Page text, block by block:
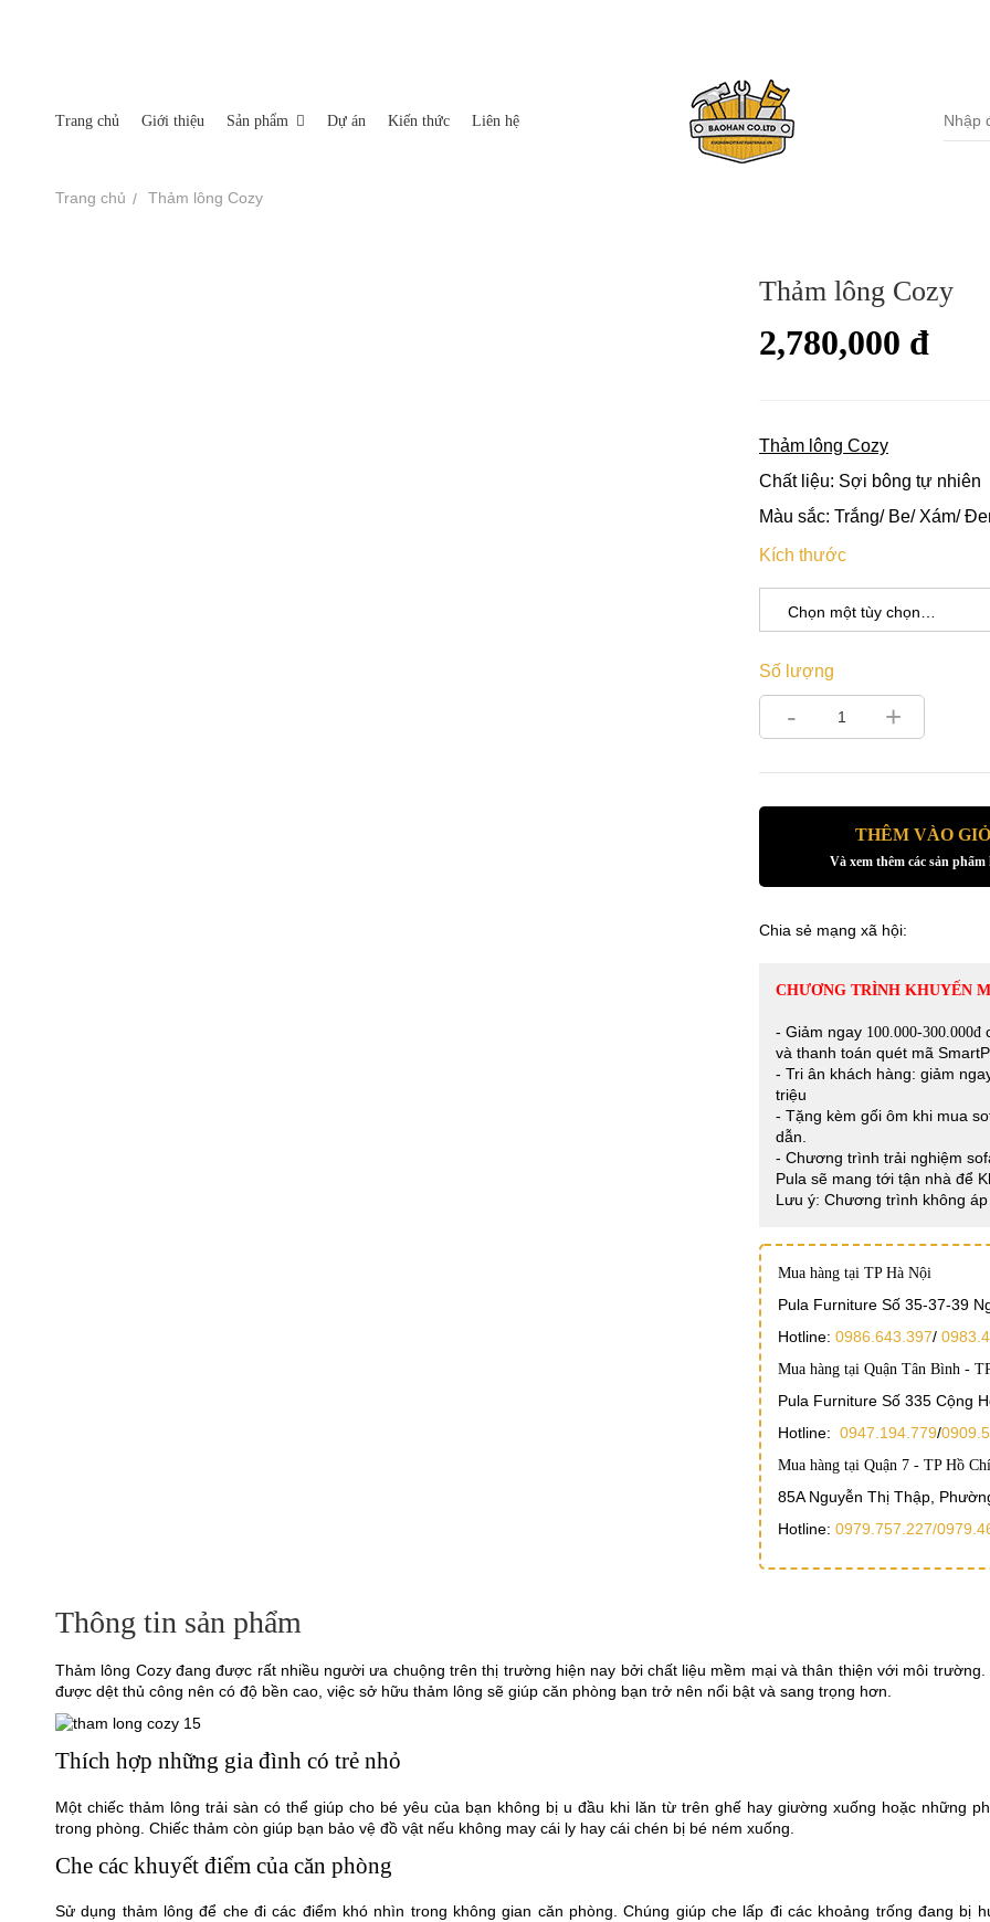
Trang chủ Giới thiệu Sản phẩm
Tủ kệ đầu giường
Dự án Kiến thức Liên hệ
Trang chủ Thảm lông Cozy
Thảm lông Cozy
2,780,000 đ
Thảm lông Cozy
Chất liệu: Sợi bông tự nhiên
Màu sắc: Trắng/ Be/ Xám/
Kích thước
Số lượng
- +
THÊM VÀO GIỎ
Và xem thêm các sản phẩm
Chia sẻ mạng xã hội:
CHƯƠNG TRÌNH KHUYẾN
- Giảm ngay 100.000-300.000đ
và thanh toán quét mã
- Tri ân khách hàng: giảm
triệu
- Tặng kèm gối ôm khi mua
dẫn.
- Chương trình trải nghiệm
Pula sẽ mang tới tận nhà để
Lưu ý: Chương trình không
Mua hàng tại TP Hà Nội
Pula Furniture Số 35-37-39
Hotline: 0986.643.397/
Mua hàng tại Quận Tân Bình -
Pula Furniture Số 335 Cộng
Hotline: 0947.194.779/
Mua hàng tại Quận 7 - TP Hồ
85A Nguyễn Thị Thập,
Hotline: 0979.757.227/
Thông tin sản phẩm
Thảm lông Cozy đang được rất nhiều người ưa chuộng trên thị trường hiện nay bởi chất liệu mềm mại và thân thiện với môi trường.
được dệt thủ công nên có độ bền cao, việc sở hữu thảm lông sẽ giúp căn phòng bạn trở nên nổi bật và sang trọng hơn.
Thích hợp những gia đình có trẻ nhỏ
Một chiếc thảm lông trải sàn có thể giúp cho bé yêu của bạn không bị u đầu khi lăn từ trên ghế hay giường xuống hoặc những
trong phòng. Chiếc thảm còn giúp bạn bảo vệ đồ vật nếu không may cái ly hay cái chén bị bé ném xuống.
Che các khuyết điểm của căn phòng
Sử dụng thảm lông để che đi các điểm khó nhìn trong không gian căn phòng. Chúng giúp che lấp đi các khoảng trống đang bị